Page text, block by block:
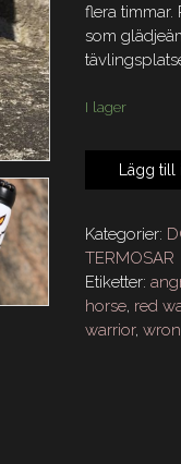
flera timmar.
som
I lager
Termos
Angry
mängd
Lägg till
Kategorier:
TERMOSAR
Etiketter:
horse, red
warrior,